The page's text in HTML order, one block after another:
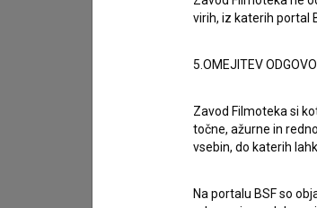
Sprejemamsplošne pogoje
virih, iz katerih portal
5.OMEJITEV
Zavod Filmoteka si
točne, ažurne in
vsebin, do katerih
Na portalu BSF so